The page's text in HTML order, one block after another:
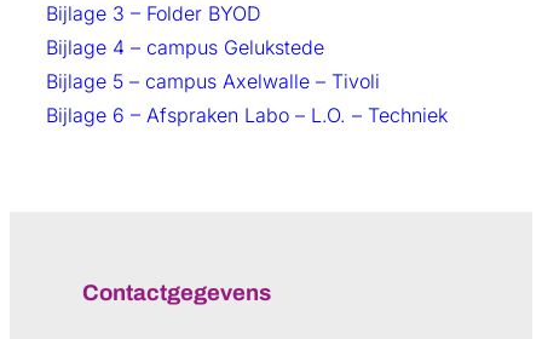
Bijlage 3 – Folder BYOD
Bijlage 4 – campus Gelukstede
Bijlage 5 – campus Axelwalle – Tivoli
Bijlage 6 – Afspraken Labo – L.O. – Techniek
Contactgegevens